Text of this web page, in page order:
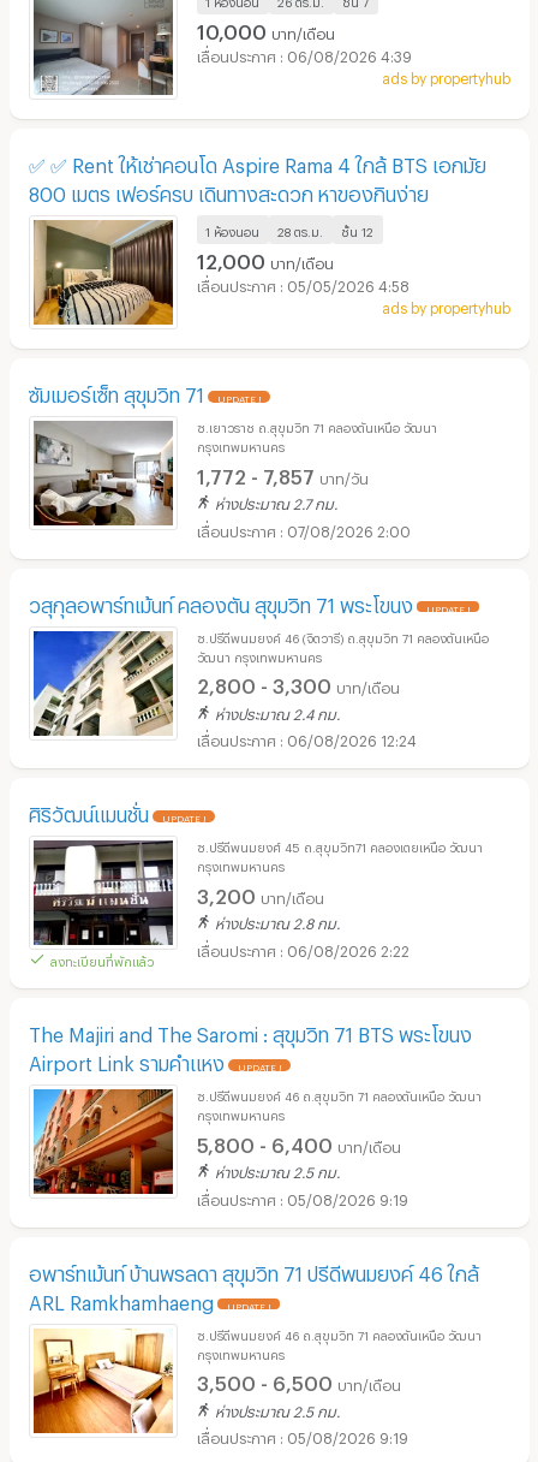
10,000 บาท/เดือน
06/08/2026 4:39
ads by propertyhub
✅ ✅ Rent ให้เช่าคอนโด Aspire Rama 4 ใกล้ BTS เอกมัย
800 เมตร เฟอร์ครบ เดินทางสะดวก หาของกินง่าย
1 ห้องนอน 28 ตร.ม. ชั้น 12
12,000 บาท/เดือน
05/05/2026 4:58
ads by propertyhub
ซัมเมอร์เซ็ท สุขุมวิท 71 UPDATE !
ซ.เยาวราช ถ.สุขุมวิท 71 คลองตันเหนือ วัฒนา
กรุงเทพมหานคร
1,772 - 7,857 บาท/วัน
ห่างประมาณ 2.7 กม.
07/08/2026 2:00
วสุกุลอพาร์ทเม้นท์ คลองตัน สุขุมวิท 71 พระโขนง UPDATE !
ซ.ปรีดีพนมยงค์ 46 (จิตวารี) ถ.สุขุมวิท 71 คลองตันเหนือ
วัฒนา กรุงเทพมหานคร
2,800 - 3,300 บาท/เดือน
ห่างประมาณ 2.4 กม.
06/08/2026 12:24
ศิริวัฒน์แมนชั่น UPDATE !
ลงทะเบียนที่พักแล้ว
ซ.ปรีดีพนมยงศ์ 45 ถ.สุขุมวิท71 คลองเตยเหนือ วัฒนา
กรุงเทพมหานคร
3,200 บาท/เดือน
ห่างประมาณ 2.8 กม.
06/08/2026 2:22
The Majiri and The Saromi : สุขุมวิท 71 BTS พระโขนง
Airport Link รามคำแหง
UPDATE !
ซ.ปรีดีพนมยงค์ 46 ถ.สุขุมวิท 71 คลองตันเหนือ วัฒนา
กรุงเทพมหานคร
5,800 - 6,400 บาท/เดือน
ห่างประมาณ 2.5 กม.
05/08/2026 9:19
อพาร์ทเม้นท์ บ้านพรลดา สุขุมวิท 71 ปรีดีพนมยงค์ 46 ใกล้
ARL Ramkhamhaeng
UPDATE !
ซ.ปรีดีพนมยงค์ 46 ถ.สุขุมวิท 71 คลองตันเหนือ วัฒนา
กรุงเทพมหานคร
3,500 - 6,500 บาท/เดือน
ห่างประมาณ 2.5 กม.
05/08/2026 9:19